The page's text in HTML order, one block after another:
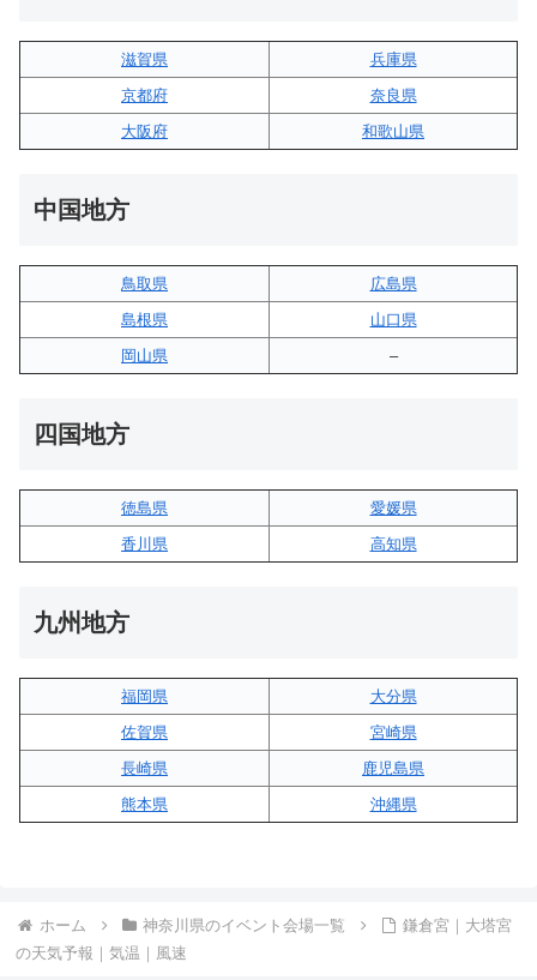
滋賀県
兵庫県
京都府
奈良県
大阪府
和歌山県
中国地方
鳥取県
広島県
島根県
山口県
岡山県
–
四国地方
徳島県
愛媛県
香川県
高知県
九州地方
福岡県
大分県
佐賀県
宮崎県
長崎県
鹿児島県
熊本県
沖縄県
ホーム 神奈川県のイベント会場一覧
鎌倉宮｜大塔宮
の天気予報｜気温｜風速